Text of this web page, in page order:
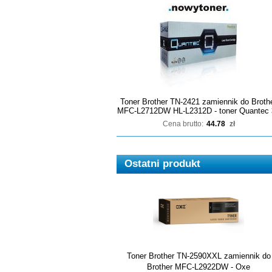
Toner Brother TN-2421 zamiennik do
MFC-L2712DW HL-L2312D - toner Quantec
Cena brutto: 44.78 zł
Ostatni produkt
Toner Brother TN-2590XXL zamiennik do
Brother MFC-L2922DW - Oxe